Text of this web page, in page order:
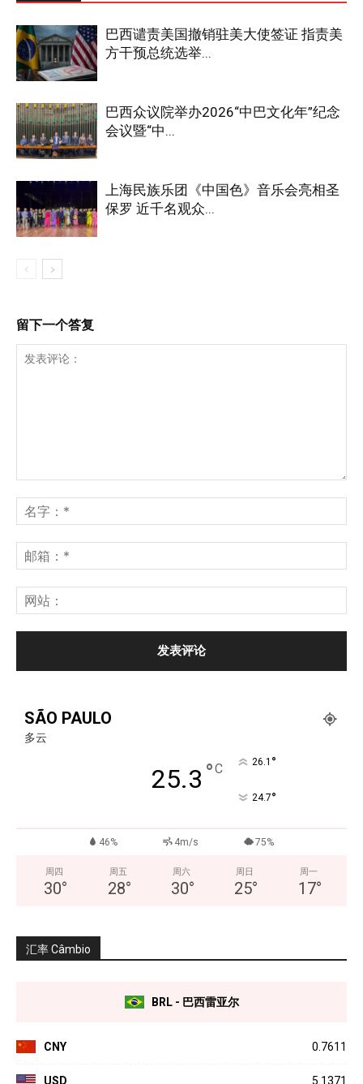
巴西谴责美国撤销驻美大使签证 指责美
方干预总统选举...
巴西众议院举办2026“中巴文化年”纪念
会议暨“中...
上海民族乐团《中国色》音乐会亮相圣
保罗 近千名观众...
留下一个答复
SÃO PAULO
多云
25.3 °C 26.1 °
24.7°
46% 4m/s 75%
周四
30°
周五
28°
周六
30°
周日
25°
周一
17°
汇率 Câmbio
BRL - 巴西雷亚尔
CNY 0.7611
USD 5.1371